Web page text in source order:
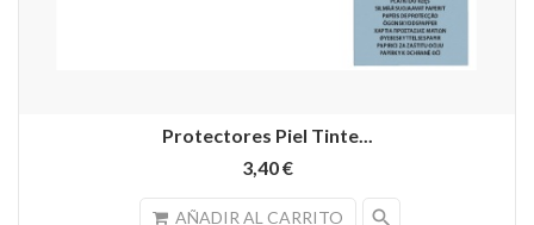
Protectores Piel Tinte...
3,40 €
AÑADIR AL CARRITO search